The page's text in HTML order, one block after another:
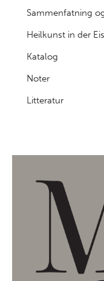
Sammenfatning
Heilkunst in der
Katalog
Noter
Litteratur